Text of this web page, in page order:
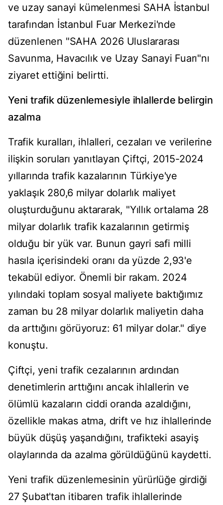
ve uzay sanayi kümelenmesi SAHA İstanbul
tarafından İstanbul Fuar Merkezi'nde
düzenlenen "SAHA 2026 Uluslararası
Savunma, Havacılık ve Uzay Sanayi Fuarı"nı
ziyaret ettiğini belirtti.
Yeni trafik düzenlemesiyle ihlallerde belirgin
azalma
Trafik kuralları, ihlalleri, cezaları ve verilerine
ilişkin soruları yanıtlayan Çiftçi, 2015-2024
yıllarında trafik kazalarının Türkiye'ye
yaklaşık 280,6 milyar dolarlık maliyet
oluşturduğunu aktararak, "Yıllık ortalama 28
milyar dolarlık trafik kazalarının getirmiş
olduğu bir yük var. Bunun gayri safi milli
hasıla içerisindeki oranı da yüzde 2,93'e
tekabül ediyor. Önemli bir rakam. 2024
yılındaki toplam sosyal maliyete baktığımız
zaman bu 28 milyar dolarlık maliyetin daha
da arttığını görüyoruz: 61 milyar dolar." diye
konuştu.
Çiftçi, yeni trafik cezalarının ardından
denetimlerin arttığını ancak ihlallerin ve
ölümlü kazaların ciddi oranda azaldığını,
özellikle makas atma, drift ve hız ihlallerinde
büyük düşüş yaşandığını, trafikteki asayiş
olaylarında da azalma görüldüğünü kaydetti.
Yeni trafik düzenlemesinin yürürlüğe girdiği
27 Şubat'tan itibaren trafik ihlallerinde